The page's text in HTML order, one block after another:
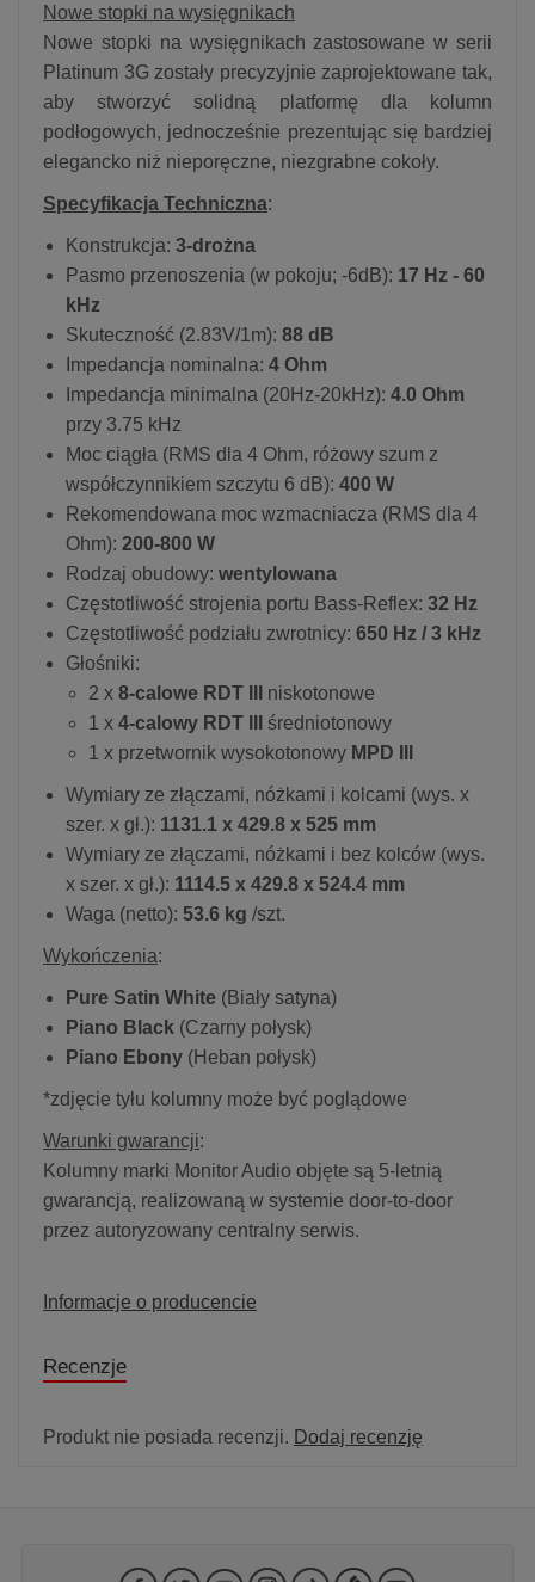
Nowe stopki na wysięgnikach
Nowe stopki na wysięgnikach zastosowane w serii
Platinum 3G zostały precyzyjnie zaprojektowane tak,
aby stworzyć solidną platformę dla kolumn
podłogowych, jednocześnie prezentując się bardziej
elegancko niż nieporęczne, niezgrabne cokoły.
Specyfikacja Techniczna:
Konstrukcja: 3-drożna
Pasmo przenoszenia (w pokoju; -6dB): 17 Hz - 60
kHz
Skuteczność (2.83V/1m): 88 dB
Impedancja nominalna: 4 Ohm
Impedancja minimalna (20Hz-20kHz): 4.0 Ohm
przy 3.75 kHz
Moc ciągła (RMS dla 4 Ohm, różowy szum z
współczynnikiem szczytu 6 dB): 400 W​
Rekomendowana moc wzmacniacza (RMS dla 4
Ohm): 200-800 W
Rodzaj obudowy: wentylowana
Częstotliwość strojenia portu Bass-Reflex: 32 Hz
Częstotliwość podziału zwrotnicy: 650 Hz​​​​ / 3 kHz
Głośniki:
2 x 8-calowe RDT III
niskotonowe
1 x 4-calowy RDT III
średniotonowy
1 x przetwornik wysokotonowy MPD III​​
Wymiary ze złączami, nóżkami i kolcami (wys. x
szer. x gł.): 1131.1 x 429.8 x 525 mm
Wymiary ze złączami, nóżkami i bez kolców (wys.
x szer. x gł.): 1114.5 x 429.8 x 524.4 mm
Waga (netto): 53.6 kg /szt.
Wykończenia:
Pure Satin White (Biały satyna)
Piano Black (Czarny połysk)
Piano Ebony (Heban połysk)
*zdjęcie tyłu kolumny może być poglądowe
Warunki gwarancji:
Kolumny marki Monitor Audio objęte są 5-letnią
gwarancją, realizowaną w systemie door-to-door
przez autoryzowany centralny serwis.
Informacje o producencie
Recenzje
Produkt nie posiada recenzji. Dodaj recenzję